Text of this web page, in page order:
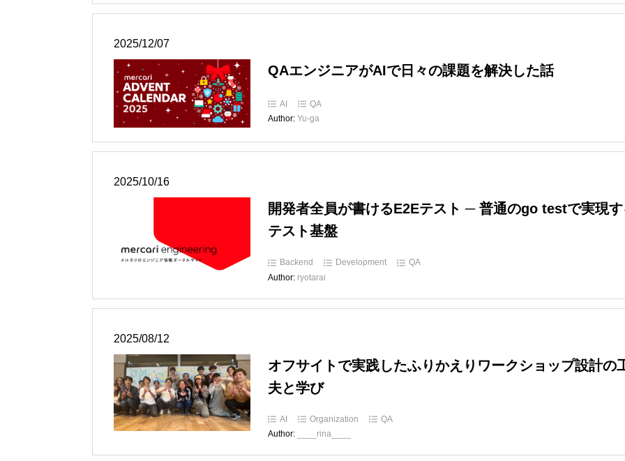
2025/12/07
QAエンジニアがAIで日々の課題を解決した話
AI
QA
Author: Yu-ga
2025/10/16
開発者全員が書けるE2Eテスト ─ 普通のgo testで実現
テスト基盤
Backend Development
QA
Author: ryotarai
2025/08/12
オフサイトで実践したふりかえりワークショップ設計の
夫と学び
AI Organization
QA
Author:
____rina____